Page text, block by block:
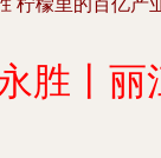
胜丨丽